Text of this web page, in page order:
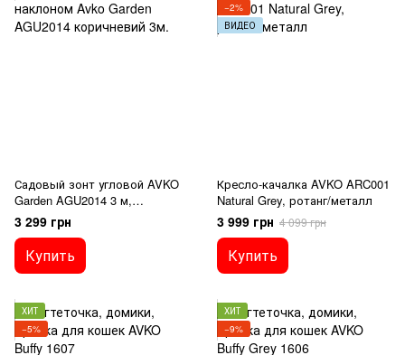
Садовый зонт угловой AVKO
Garden AGU2014 3 м,
коричневый, с наклоном
3 299 грн
Купить
−2%
ВИДЕО
Кресло-качалка AVKO ARC001
Natural Grey, ротанг/металл
3 999 грн 4 099 грн
Купить
ХИТ
−5%
ХИТ
−9%